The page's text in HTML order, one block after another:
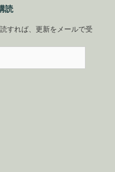
読
すれば、更新をメールで受